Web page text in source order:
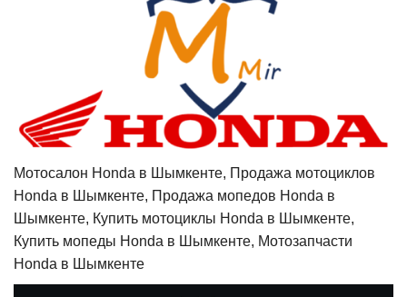
Мотосалон Honda в Шымкенте, Продажа мотоциклов
Honda в Шымкенте, Продажа мопедов Honda в
Шымкенте, Купить мотоциклы Honda в Шымкенте,
Купить мопеды Honda в Шымкенте, Мотозапчасти
Honda в Шымкенте